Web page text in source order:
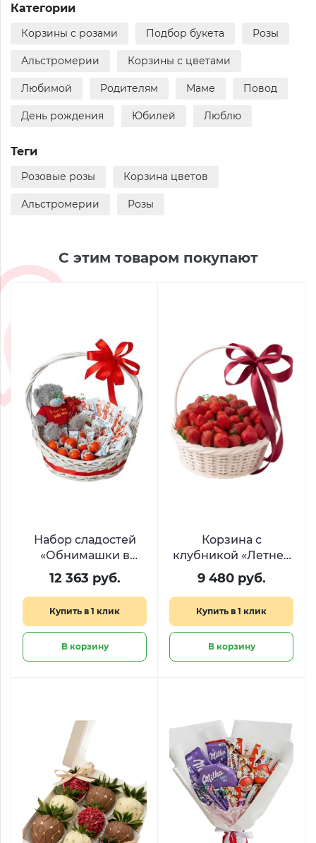
Категории
Корзины с розами Подбор букета Розы
Альстромерии Корзины с цветами
Любимой Родителям Маме Повод
День рождения Юбилей Люблю
Теги
Розовые розы Корзина цветов
Альстромерии Розы
С этим товаром покупают
Набор сладостей
«Обнимашки в
корзинке»
12 363 руб.
Купить в 1 клик
В корзину
Корзина с
клубникой «Летнее
искушение»
9 480 руб.
Купить в 1 клик
В корзину